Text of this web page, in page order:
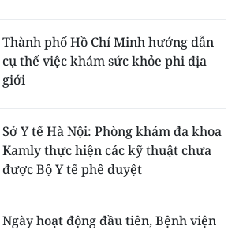
Thành phố Hồ Chí Minh hướng dẫn
cụ thể việc khám sức khỏe phi địa
giới
Sở Y tế Hà Nội: Phòng khám đa khoa
Kamly thực hiện các kỹ thuật chưa
được Bộ Y tế phê duyệt
Ngày hoạt động đầu tiên, Bệnh viện